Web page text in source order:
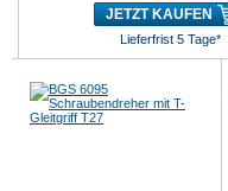
JETZT KAUFEN
Lieferfrist 5 Tage*